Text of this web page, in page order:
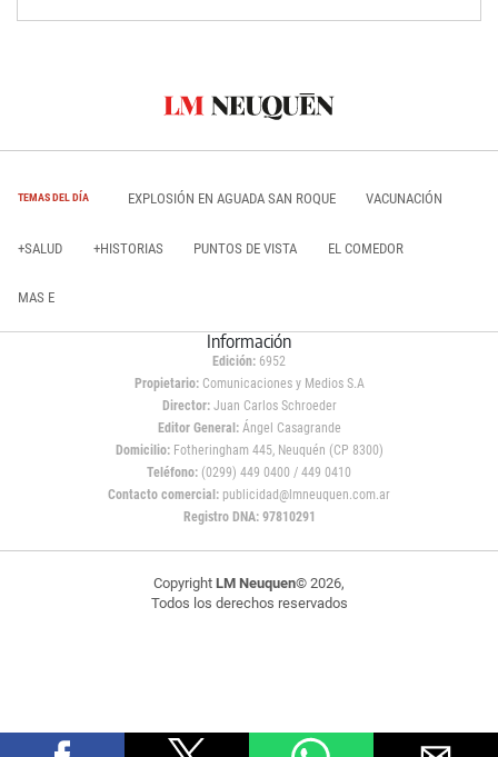
TEMAS DEL DÍA EXPLOSIÓN EN AGUADA SAN ROQUE VACUNACIÓN
+SALUD +HISTORIAS PUNTOS DE VISTA EL COMEDOR
MAS E
Información
Edición: 6952
Propietario:Comunicaciones y Medios S.A
Director: Juan Carlos Schroeder
Editor General:Ángel Casagrande
Domicilio:Fotheringham 445, Neuquén (CP 8300)
Teléfono: (0299) 449 0400 / 449 0410
Contacto comercial: publicidad@lmneuquen.com.ar
Registro DNA: 97810291
Copyright LM Neuquen© 2026,
Todos los derechos reservados